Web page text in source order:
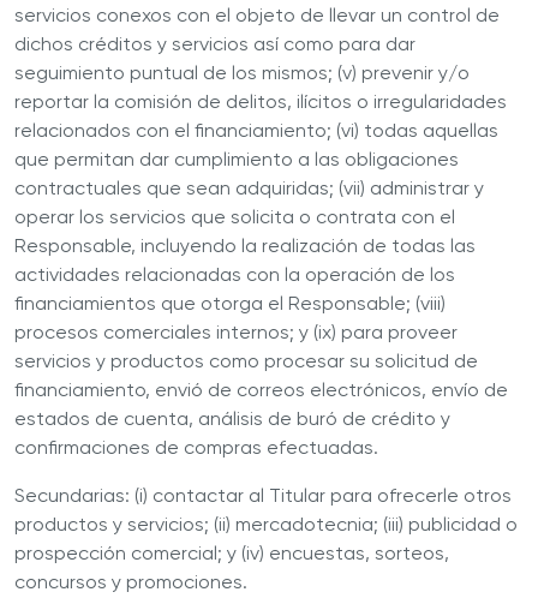
servicios conexos con el objeto de llevar un control de
dichos créditos y servicios así como para dar
seguimiento puntual de los mismos; (v) prevenir y/o
reportar la comisión de delitos, ilícitos o irregularidades
relacionados con el financiamiento; (vi) todas aquellas
que permitan dar cumplimiento a las obligaciones
contractuales que sean adquiridas; (vii) administrar y
operar los servicios que solicita o contrata con el
Responsable, incluyendo la realización de todas las
actividades relacionadas con la operación de los
financiamientos que otorga el Responsable; (viii)
procesos comerciales internos; y (ix) para proveer
servicios y productos como procesar su solicitud de
financiamiento, envió de correos electrónicos, envío de
estados de cuenta, análisis de buró de crédito y
confirmaciones de compras efectuadas.
Secundarias: (i) contactar al Titular para ofrecerle otros
productos y servicios; (ii) mercadotecnia; (iii) publicidad o
prospección comercial; y (iv) encuestas, sorteos,
concursos y promociones.